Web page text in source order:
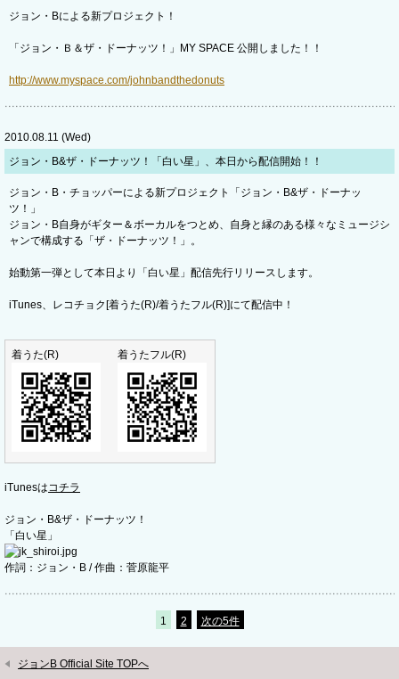
ジョン・Bによる新プロジェクト！
「ジョン・Ｂ＆ザ・ドーナッツ！」MY SPACE 公開しました！！
http://www.myspace.com/johnbandthedonuts
2010.08.11 (Wed)
ジョン・B&ザ・ドーナッツ！「白い星」、本日から配信開始！！
ジョン・B・チョッパーによる新プロジェクト「ジョン・B&ザ・ドーナッ
ツ！」
ジョン・B自身がギター＆ボーカルをつとめ、自身と縁のある様々なミュージシ
ャンで構成する「ザ・ドーナッツ！」。
始動第一弾として本日より「白い星」配信先行リリースします。
iTunes、レコチョク[着うた(R)/着うたフル(R)]にて配信中！
着うた(R) 着うたフル(R)
iTunesはコチラ
ジョン・B&ザ・ドーナッツ！
「白い星」
作詞：ジョン・B / 作曲：菅原龍平
1 2 次の5件
ジョンB Official Site TOPへ